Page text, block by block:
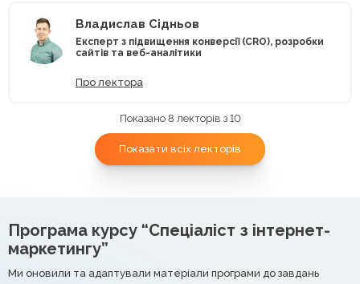
Владислав Сідньов
Експерт з підвищення конверсії (CRO), розробки
сайтів та веб-аналітики
Про лектора
Показано 8 лекторів з 10
Показати всіх лекторів
Програма курсу “Спеціаліст з інтернет-
маркетингу”
Ми оновили та адаптували матеріали програми до завдань